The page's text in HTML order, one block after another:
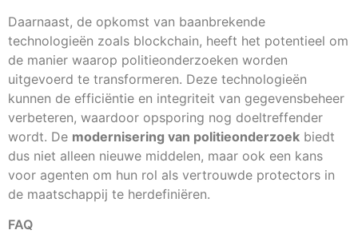
Daarnaast, de opkomst van baanbrekende
technologieën zoals blockchain, heeft het potentieel om
de manier waarop politieonderzoeken worden
uitgevoerd te transformeren. Deze technologieën
kunnen de efficiëntie en integriteit van gegevensbeheer
verbeteren, waardoor opsporing nog doeltreffender
wordt. De modernisering van politieonderzoek biedt
dus niet alleen nieuwe middelen, maar ook een kans
voor agenten om hun rol als vertrouwde protectors in
de maatschappij te herdefiniëren.
FAQ